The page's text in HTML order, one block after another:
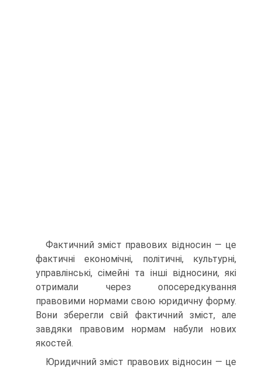
Фактичний зміст правових відносин — це
фактичні економічні, політичні, культурні,
управлінські, сімейні та інші відносини, які
отримали через опосередкування
правовими нормами свою юридичну форму.
Вони зберегли свій фактичний зміст, але
завдяки правовим нормам набули нових
якостей.
Юридичний зміст правових відносин — це